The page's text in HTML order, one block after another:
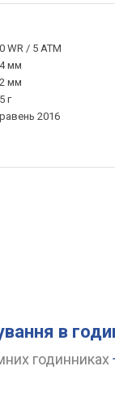
WR / 5 ATM
мм
мм
г
2016
в
годинниках